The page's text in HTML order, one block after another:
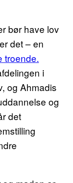
bør have lov
det – en
troende.
i
og Ahmadis
og
det